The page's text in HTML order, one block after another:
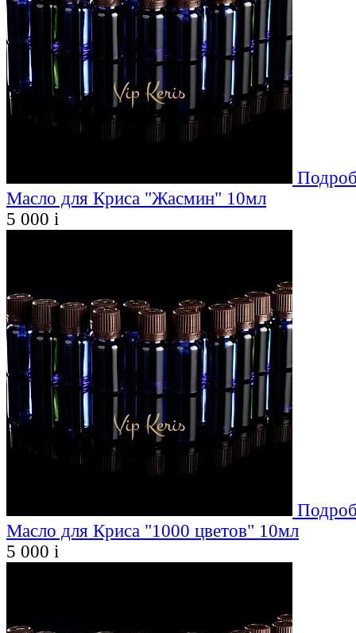
Масло для Криса "Жасмин" 10мл
5 000 i
Масло для Криса "1000 цветов" 10мл
5 000 i